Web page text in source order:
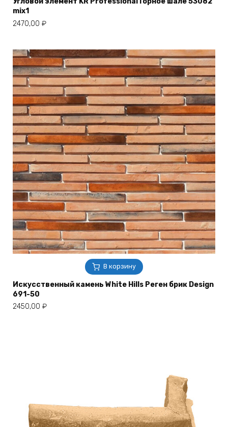
mix1
2470,00 ₽
В корзину
Искусственный камень White Hills Реген брик Design
691-50
2450,00 ₽